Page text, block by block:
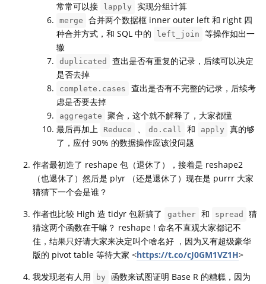
常常可以接
lapply 实现分组计算
merge
合并两个数据框 inner outer left 和 right 四
种合并方式，和 SQL 中的
left_join
等操作如出一
辙
duplicated
查出是否有重复的记录，后续可以决定
是否去掉
complete.cases
查出是否有不完整的记录，后续考
虑是否要去掉
aggregate
聚合，这个就不解释了，大家都懂
最后再加上
Reduce 、 do.call 和 apply
真的够
了，应付 90% 的数据操作应该没问题
作者最初造了 reshape 包（退休了），接着是 reshape2
（也退休了）然后是 plyr （还是退休了）现在是 purrr 大家
猜猜下一个会是谁？
作者也比较 High 造 tidyr 包新搞了
gather 和 spread
猜
猜这两个函数在干嘛？ reshape ! 命名不直观大家都记不
住，结果只好请大家来决定叫个啥名好 ，因为又有超级豪华
版的 pivot table 等待大家 <https://t.co/cJ0GM1VZ1H>
我发现老有人用
by
函数来试图证明 Base R 的糟糕，因为